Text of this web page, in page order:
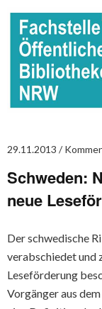
29.11.2013
Schweden:
neue
Der schwedische
verabschiedet und
Leseförderung
Vorgänger aus